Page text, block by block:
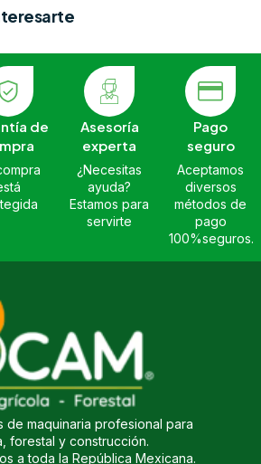
de
Asesoría
experta
¿Necesitas
ayuda?
Estamos para
servirte
Pago
seguro
Aceptamos
diversos
métodos de
pago
100%seguros.
de maquinaria profesional para
forestal y construcción.
a toda la República Mexicana.